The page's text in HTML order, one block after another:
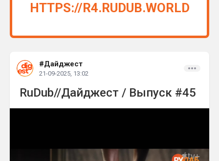
HTTPS://R4.RUDUB.WORLD
#Дайджест
21-09-2025, 13:02
RuDub//Дайджест / Выпуск #45